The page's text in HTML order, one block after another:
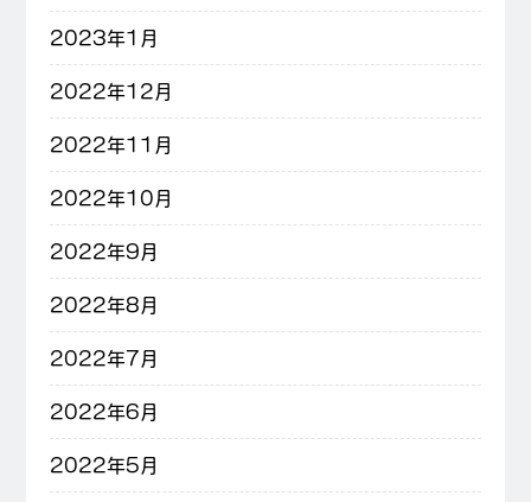
2023年1月
2022年12月
2022年11月
2022年10月
2022年9月
2022年8月
2022年7月
2022年6月
2022年5月